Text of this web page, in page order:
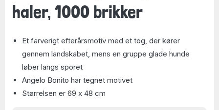
haler, 1000 brikker
Et farverigt efterårsmotiv med et tog, der kører
gennem landskabet, mens en gruppe glade hunde
løber langs sporet
Angelo Bonito har tegnet motivet
Størrelsen er 69 x 48 cm